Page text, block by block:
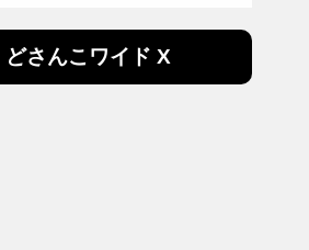
どさんこワイド X